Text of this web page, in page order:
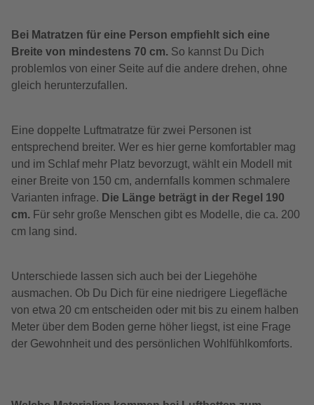
Bei Matratzen für eine Person empfiehlt sich eine
Breite von mindestens 70 cm. So kannst Du Dich
problemlos von einer Seite auf die andere drehen, ohne
gleich herunterzufallen.
Eine doppelte Luftmatratze für zwei Personen ist
entsprechend breiter. Wer es hier gerne komfortabler mag
und im Schlaf mehr Platz bevorzugt, wählt ein Modell mit
einer Breite von 150 cm, andernfalls kommen schmalere
Varianten infrage. Die Länge beträgt in der Regel 190
cm. Für sehr große Menschen gibt es Modelle, die ca. 200
cm lang sind.
Unterschiede lassen sich auch bei der Liegehöhe
ausmachen. Ob Du Dich für eine niedrigere Liegefläche
von etwa 20 cm entscheiden oder mit bis zu einem halben
Meter über dem Boden gerne höher liegst, ist eine Frage
der Gewohnheit und des persönlichen Wohlfühlkomforts.